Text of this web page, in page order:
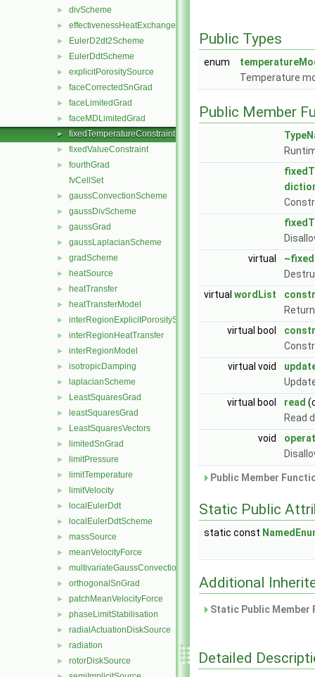
► divScheme
► effectivenessHeatExchangerSource
► EulerD2dt2Scheme
► EulerDdtScheme
► explicitPorositySource
► faceCorrectedSnGrad
► faceLimitedGrad
► faceMDLimitedGrad
► fixedTemperatureConstraint
► fixedValueConstraint
►
fourthGrad
fvCellSet
► gaussConvectionScheme
► gaussDivScheme
► gaussGrad
► gaussLaplacianScheme
► gradScheme
► heatSource
► heatTransfer
► heatTransferModel
► interRegionExplicitPorositySource
► interRegionHeatTransfer
► interRegionModel
► isotropicDamping
► laplacianScheme
► LeastSquaresGrad
► leastSquaresGrad
► LeastSquaresVectors
► limitedSnGrad
► limitPressure
► limitTemperature
► limitVelocity
► localEulerDdt
► localEulerDdtScheme
► massSource
► meanVelocityForce
► multivariateGaussConvectionScheme
► orthogonalSnGrad
► patchMeanVelocityForce
► phaseLimitStabilisation
► radialActuationDiskSource
► radiation
► rotorDiskSource
Public Types
enum
Temperature
Public Member
virtual
virtual wordList
virtual bool
virtual void
virtual bool
read
Read
void
Public Member
Static Public
static const
Additional
Static Public
Detailed